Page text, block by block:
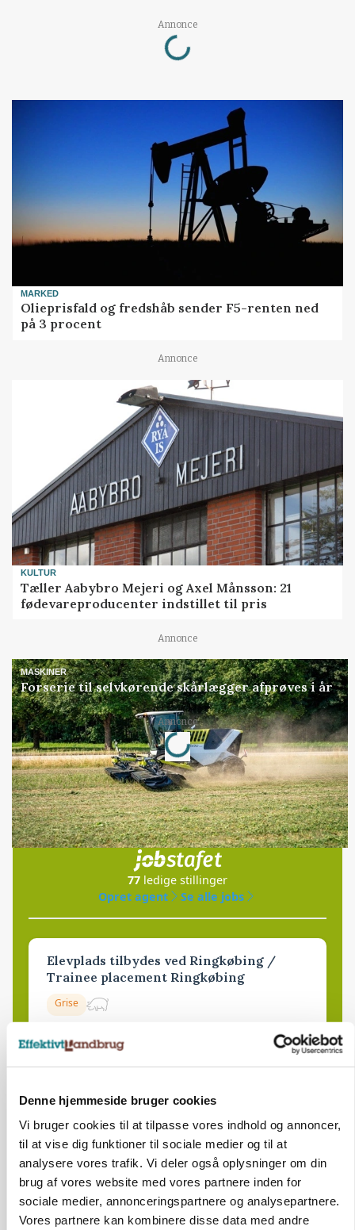
Denne hjemmeside bruger cookies
Vi bruger cookies til at tilpasse vores indhold og annoncer,
til at vise dig funktioner til sociale medier og til at
analysere vores trafik. Vi deler også oplysninger om din
brug af vores website med vores partnere inden for
sociale medier, annonceringspartnere og analysepartnere.
Vores partnere kan kombinere disse data med andre
Annonce
Loading...
MARKED
Olieprisfald og fredshåb sender F5-renten ned
på 3 procent
Annonce
KULTUR
Tæller Aabybro Mejeri og Axel Månsson: 21
fødevareproducenter indstillet til pris
Annonce
MASKINER
Forserie til selvkørende skårlægger afprøves i år
Annonce
Loading...
Jobs
i samarbejde med
77 ledige stillinger
Opret agent
Se alle jobs
Elevplads tilbydes ved Ringkøbing /
Trainee placement Ringkøbing
Grise
6950, Ringkøbing 06. aug.
Rørlægger / håndmand søges til
Anlæg Kloak
4690, Haslev NY 06. aug.